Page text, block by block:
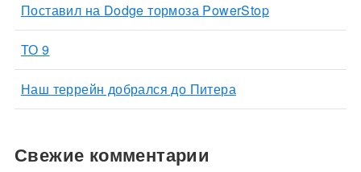
Поставил на Dodge тормоза PowerStop
ТО 9
Наш террейн добрался до Питера
Свежие комментарии